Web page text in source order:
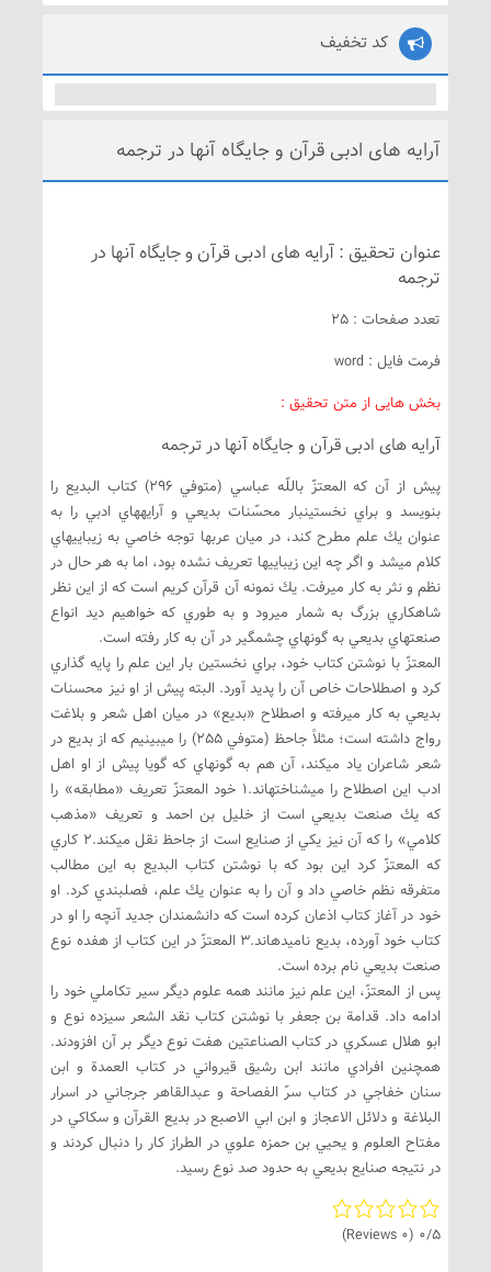
کد تخفیف
آرایه های ادبی قرآن و جایگاه آنها در ترجمه
عنوان تحقیق : آرایه های ادبی قرآن و جایگاه آنها در
ترجمه
تعدد صفحات : 25
فرمت فایل : word
بخش هایی از متن تحقیق :
آرايه‏ های ادبی قرآن و جايگاه آنها در ترجمه
پيش از آن كه المعتزّ باللّه‏ عباسي (متوفي 296) كتاب البديع را
بنويسد و براي نخستين‏بار محسّنات بديعي و آرايه‏هاي ادبي را به
عنوان يك علم مطرح كند، در ميان عرب‏ها توجه خاصي به زيبايي‏هاي
كلام مي‏شد و اگر چه اين زيبايي‏ها تعريف نشده بود، اما به هر حال در
نظم و نثر به كار مي‏رفت. يك نمونه آن قرآن كريم است كه از اين نظر
شاهكاري بزرگ به شمار مي‏رود و به طوري كه خواهيم ديد انواع
صنعت‏هاي بديعي به گونه‏اي چشمگير در آن به كار رفته است.
المعتزّ با نوشتن كتاب خود، براي نخستين بار اين علم را پايه گذاري
كرد و اصطلاحات خاص آن را پديد آورد. البته پيش از او نيز محسنات
بديعي به كار مي‏رفته و اصطلاح «بديع» در ميان اهل شعر و بلاغت
رواج داشته است؛ مثلاً جاحظ (متوفي 255) را مي‏بينيم كه از بديع در
شعر شاعران ياد مي‏كند، آن هم به گونه‏اي كه گويا پيش از او اهل
ادب اين اصطلاح را مي‏شناخته‏اند.1 خود المعتزّ تعريف «مطابقه» را
كه يك صنعت بديعي است از خليل بن احمد و تعريف «مذهب
كلامي» را كه آن نيز يكي از صنايع است از جاحظ نقل مي‏كند.2 كاري
كه المعتزّ كرد اين بود كه با نوشتن كتاب البديع به اين مطالب
متفرقه نظم خاصي داد و آن را به عنوان يك علم، فصل‏بندي كرد. او
خود در آغاز كتاب اذعان كرده است كه دانشمندان جديد آنچه را او در
كتاب خود آورده، بديع ناميده‏اند.3 المعتزّ در اين كتاب از هفده نوع
صنعت بديعي نام برده است.
پس از المعتزّ، اين علم نيز مانند همه علوم ديگر سير تكاملي خود را
ادامه داد. قدامة بن جعفر با نوشتن كتاب نقد الشعر سيزده نوع و
ابو هلال عسكري در كتاب الصناعتين هفت نوع ديگر بر آن افزودند.
همچنين افرادي مانند ابن رشيق قيرواني در كتاب العمدة و ابن
سنان خفاجي در كتاب سرّ الفصاحة و عبدالقاهر جرجاني در اسرار
البلاغة و دلائل الاعجاز و ابن ابي الاصبع در بديع القرآن و سكاكي در
مفتاح العلوم و يحيي بن حمزه علوي در الطراز كار را دنبال كردند و
در نتيجه صنايع بديعي به حدود صد نوع رسيد.
0/5
(0 Reviews)